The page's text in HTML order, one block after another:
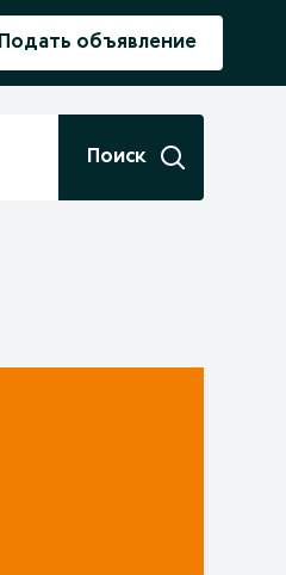
Подать объявление
Поиск